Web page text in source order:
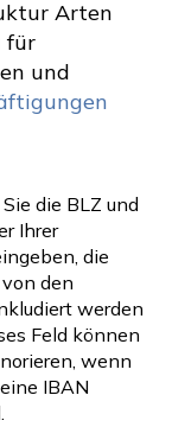
Arten
für
und
die BLZ und
Ihrer
die
den
werden
Feld können
wenn
IBAN